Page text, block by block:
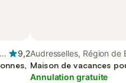
9,2Audresselles, Région de
sur-Mer
Maison de vacances
Annulation gratuite